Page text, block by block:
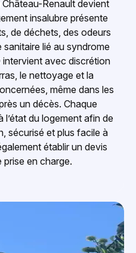
Renault devient
insalubre présente
de déchets, des odeurs
lié au syndrome
avec discrétion
le nettoyage et la
même dans les
un décès. Chaque
du logement afin de
sécurisé et plus facile à
établir un devis
en charge.